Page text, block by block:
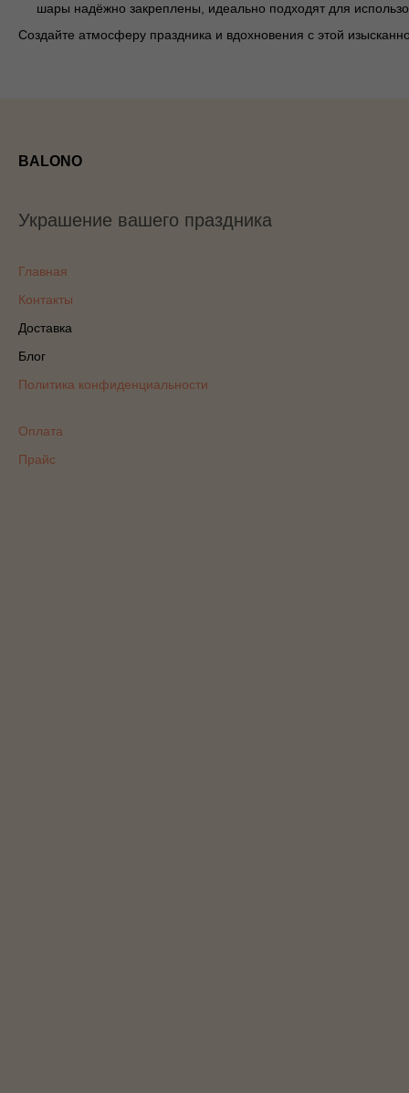
шары надёжно закреплены, идеально подходят для
Создайте атмосферу праздника и вдохновения с этой
BALONO
Украшение вашего праздника
Главная
Контакты
Доставка
Блог
Политика конфиденциальности
Оплата
Прайс